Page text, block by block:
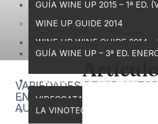
GUÍA WINE UP 2015 – 1ª ED.
WINE UP GUIDE 2014
WINE UP WINE GUIDE 2014
GUÍA WINE UP – 3ª ED.
VIDEOS
VIDEOCATAS WINE UP
LA VINOTECA – TV
VARIEDADES DE VID
EN ESPAÑA POR
AUTÓNOMAS